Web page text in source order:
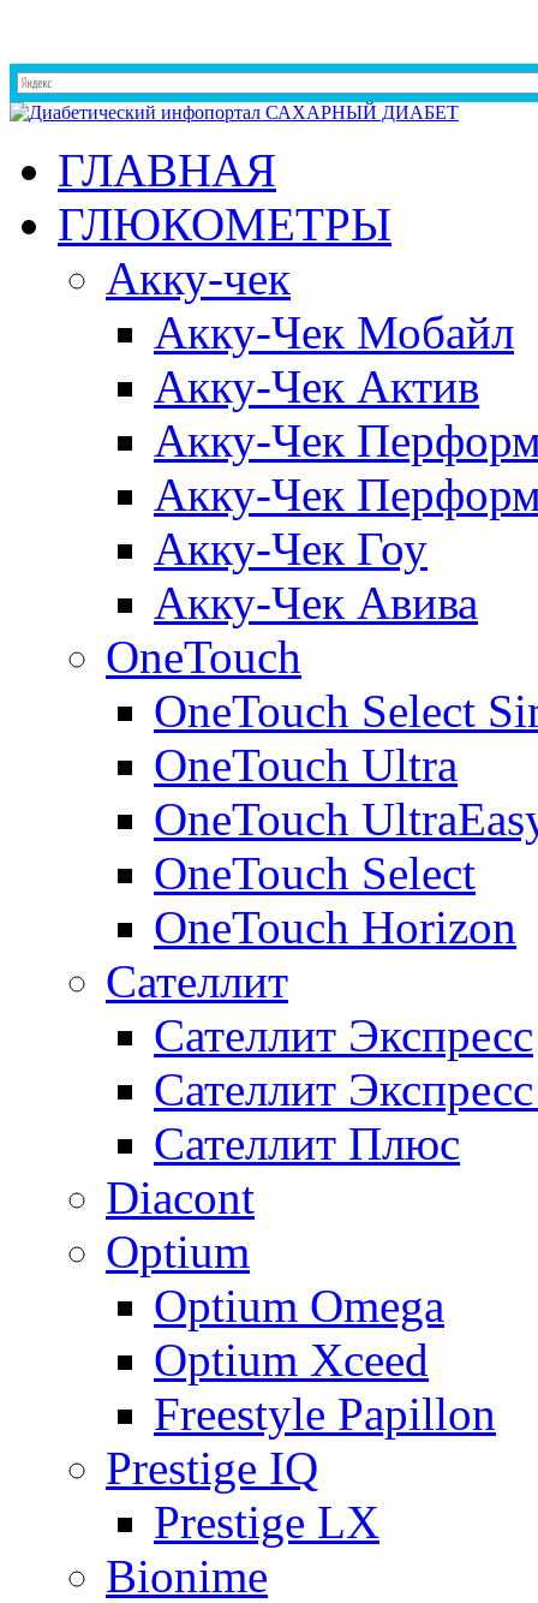
ГЛАВНАЯ
ГЛЮКОМЕТРЫ
Акку-чек
Акку-Чек Мобайл
Акку-Чек Актив
Акку-Чек
Акку-Чек
Акку-Чек Гоу
Акку-Чек Авива
OneTouch
OneTouch Select
OneTouch Ultra
OneTouch
OneTouch Select
OneTouch Horizon
Сателлит
Сателлит Экспресс
Сателлит
Сателлит Плюс
Diacont
Optium
Optium Omega
Optium Xceed
Freestyle Papillon
Prestige IQ
Prestige LX
Bionime